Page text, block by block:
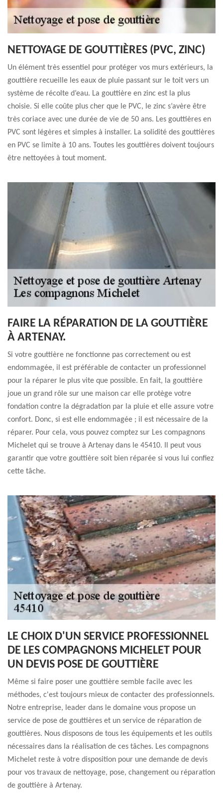
NETTOYAGE DE GOUTTIÈRES (PVC, ZINC)
Un élément très essentiel pour protéger vos murs extérieurs, la
gouttière recueille les eaux de pluie passant sur le toit vers un
système de récolte d’eau. La gouttière en zinc est la plus
choisie. Si elle coûte plus cher que le PVC, le zinc s’avère être
très coriace avec une durée de vie de 50 ans. Les gouttières en
PVC sont légères et simples à installer. La solidité des gouttières
en PVC se limite à 10 ans. Toutes les gouttières doivent toujours
être nettoyées à tout moment.
FAIRE LA RÉPARATION DE LA GOUTTIÈRE
À ARTENAY.
Si votre gouttière ne fonctionne pas correctement ou est
endommagée, il est préférable de contacter un professionnel
pour la réparer le plus vite que possible. En fait, la gouttière
joue un grand rôle sur une maison car elle protège votre
fondation contre la dégradation par la pluie et elle assure votre
confort. Donc, si est elle endommagée ; il est nécessaire de la
réparer. Pour cela, vous pouvez comptez sur Les compagnons
Michelet qui se trouve à Artenay dans le 45410. Il peut vous
garantir que votre gouttière soit bien réparée si vous lui confiez
cette tâche.
LE CHOIX D'UN SERVICE PROFESSIONNEL
DE LES COMPAGNONS MICHELET POUR
UN DEVIS POSE DE GOUTTIÈRE
Même si faire poser une gouttière semble facile avec les
méthodes, c'est toujours mieux de contacter des professionnels.
Notre entreprise, leader dans le domaine vous propose un
service de pose de gouttières et un service de réparation de
gouttières. Nous disposons de tous les équipements et les outils
nécessaires dans la réalisation de ces tâches. Les compagnons
Michelet reste à votre disposition pour une demande de devis
pour vos travaux de nettoyage, pose, changement ou réparation
de gouttière à Artenay.